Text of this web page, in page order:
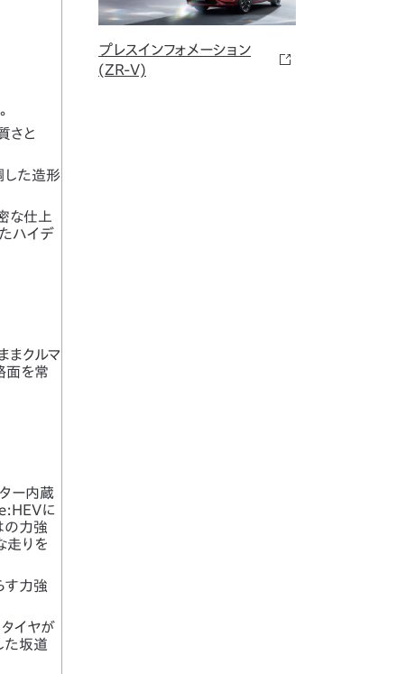
さと
した造形
な仕上
ハイデ
まクルマ
面を常
ー内蔵
に
の力強
走りを
す力強
イヤが
た坂道
プレスインフォメーション
(ZR-V)